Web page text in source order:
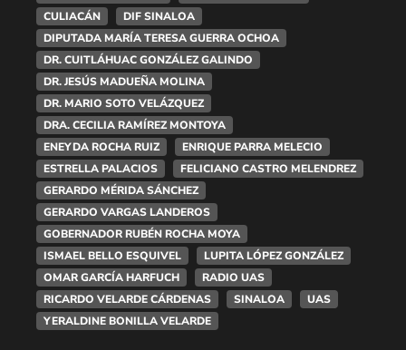
CULIACÁN
DIF SINALOA
DIPUTADA MARÍA TERESA GUERRA OCHOA
DR. CUITLÁHUAC GONZÁLEZ GALINDO
DR. JESÚS MADUEÑA MOLINA
DR. MARIO SOTO VELÁZQUEZ
DRA. CECILIA RAMÍREZ MONTOYA
ENEYDA ROCHA RUIZ
ENRIQUE PARRA MELECIO
ESTRELLA PALACIOS
FELICIANO CASTRO MELENDREZ
GERARDO MÉRIDA SÁNCHEZ
GERARDO VARGAS LANDEROS
GOBERNADOR RUBÉN ROCHA MOYA
ISMAEL BELLO ESQUIVEL
LUPITA LÓPEZ GONZÁLEZ
OMAR GARCÍA HARFUCH
RADIO UAS
RICARDO VELARDE CÁRDENAS
SINALOA
UAS
YERALDINE BONILLA VELARDE